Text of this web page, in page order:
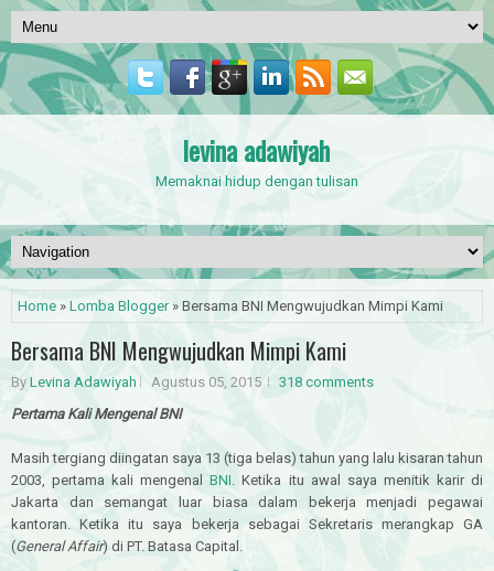
levina adawiyah
Memaknai hidup dengan tulisan
Home » Lomba Blogger» Bersama BNI Mengwujudkan Mimpi Kami
Bersama BNI Mengwujudkan Mimpi Kami
By Levina Adawiyah Agustus 05, 2015
318 comments
Pertama Kali Mengenal BNI
Masih tergiang diingatan saya 13 (tiga belas) tahun yang lalu kisaran tahun
2003, pertama kali mengenalBNI. Ketika itu awal saya menitik karir di
Jakarta dan semangat luar biasa dalam bekerja menjadi pegawai
kantoran. Ketika itu saya bekerja sebagai Sekretaris merangkap GA
(General Affair) di PT. Batasa Capital.